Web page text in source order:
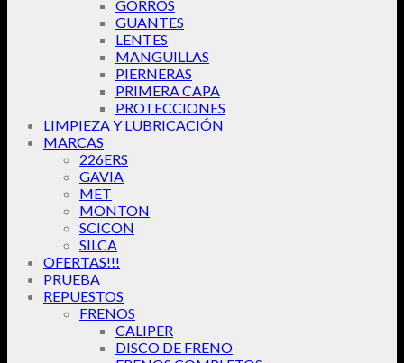
GORROS
GUANTES
LENTES
MANGUILLAS
PIERNERAS
PRIMERA CAPA
PROTECCIONES
LIMPIEZA Y LUBRICACIÓN
MARCAS
226ERS
GAVIA
MET
MONTON
SCICON
SILCA
OFERTAS!!!
PRUEBA
REPUESTOS
FRENOS
CALIPER
DISCO DE FRENO